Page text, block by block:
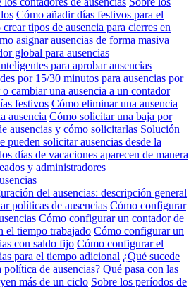
Cómo añadir días festivos para el
tipos de ausencia para cierres en
asignar ausencias de forma masiva
global para ausencias
para aprobar ausencias
por 15/30 minutos para ausencias por
cambiar una ausencia a un contador
festivos Cómo eliminar una ausencia
ausencia Cómo solicitar una baja por
ausencias y cómo solicitarlas Solución
pueden solicitar ausencias desde la
días de vacaciones aparecen de manera
y administradores
del ausencias: descripción general
políticas de ausencias Cómo configurar
Cómo configurar un contador de
el tiempo trabajado Cómo configurar un
con saldo fijo Cómo configurar el
para el tiempo adicional ¿Qué sucede
de ausencias? Qué pasa con las
más de un ciclo Sobre los períodos de